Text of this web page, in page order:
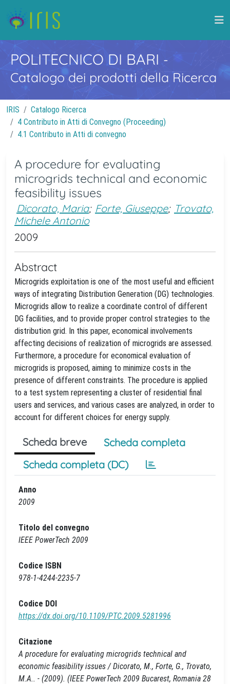
POLITECNICO DI BARI -
Catalogo dei prodotti della Ricerca
IRIS
Catalogo Ricerca
4 Contributo in Atti di Convegno (Proceeding)
4.1 Contributo in Atti di convegno
A procedure for evaluating
microgrids technical and economic
feasibility issues
Dicorato, Maria; Forte, Giuseppe; Trovato,
Michele Antonio
2009
Abstract
Microgrids exploitation is one of the most useful and efficient
ways of integrating Distribution Generation (DG) technologies.
Microgrids allow to realize a coordinate control of different
DG facilities, and to provide proper control strategies to the
distribution grid. In this paper, economical involvements
affecting decisions of realization of microgrids are assessed.
Furthermore, a procedure for economical evaluation of
microgrids is proposed, aiming to minimize costs in the
presence of different constraints. The procedure is applied
to a test system representing a cluster of residential final
users and services, and various cases are analyzed, in order to
account for different choices for energy supply.
Scheda breve
Scheda completa
Scheda completa (DC)
Anno
2009
Titolo del convegno
IEEE PowerTech 2009
Codice ISBN
978-1-4244-2235-7
Codice DOI
https://dx.doi.org/10.1109/PTC.2009.5281996
Citazione
A procedure for evaluating microgrids technical and
economic feasibility issues / Dicorato, M., Forte, G., Trovato,
M.A.. - (2009). (IEEE PowerTech 2009 Bucarest, Romania 28